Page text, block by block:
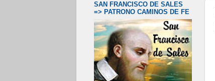
SAN FRANCISCO DE SALES
=> PATRONO CAMINOS DE FE